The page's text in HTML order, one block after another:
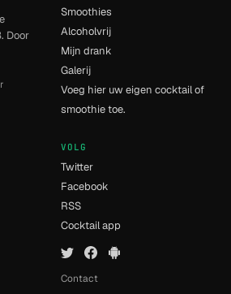
Door
Smoothies
Alcoholvrij
Mijn drank
Galerij
Voeg hier uw eigen cocktail of
smoothie toe.
VOLG
Twitter
Facebook
RSS
Cocktail app
Contact